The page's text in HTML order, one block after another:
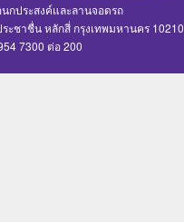
กประสงค์และลานจอดรถ
ะชาชื่น หลักสี่ กรุงเทพมหานคร 10210
7300 ต่อ 200